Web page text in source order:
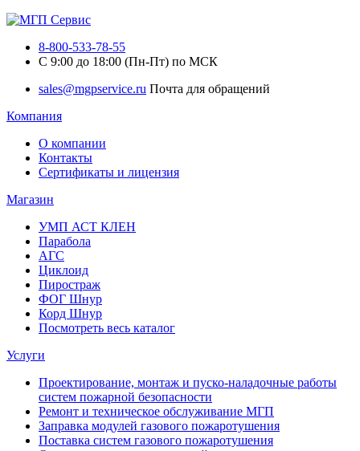
8-800-533-78-55
C 9:00 до 18:00 (Пн-Пт) по МСК
sales@mgpservice.ru Почта для обращений
Компания
О компании
Контакты
Сертификаты и лицензия
Магазин
УМП АСТ КЛЕН
Парабола
АГС
Циклоид
Пиростраж
ФОГ Шнур
Корд Шнур
Посмотреть весь каталог
Услуги
Проектирование, монтаж и пуско-наладочные работы
систем пожарной безопасности
Ремонт и техническое обслуживание МГП
Заправка модулей газового пожаротушения
Поставка систем газового пожаротушения